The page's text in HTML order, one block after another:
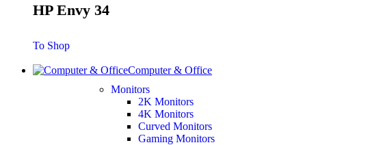
HP Envy 34
To Shop
Computer & Office
Monitors
2K Monitors
4K Monitors
Curved Monitors
Gaming Monitors